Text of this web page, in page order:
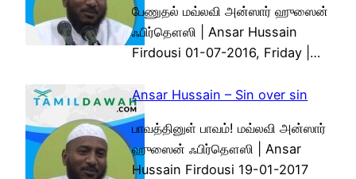
பேணுதல் மவ்லவி அன்ஸார் ஹுஸைன்
ஃபிர்தௌஸி | Ansar Hussain
Firdousi 01-07-2016, Friday |…
Ansar Hussain – Sin over sin
பாவத்தினுள் பாவம்! மவ்லவி அன்ஸார்
ஹுஸைன் ஃபிர்தௌஸி | Ansar
Hussain Firdousi 19-01-2017